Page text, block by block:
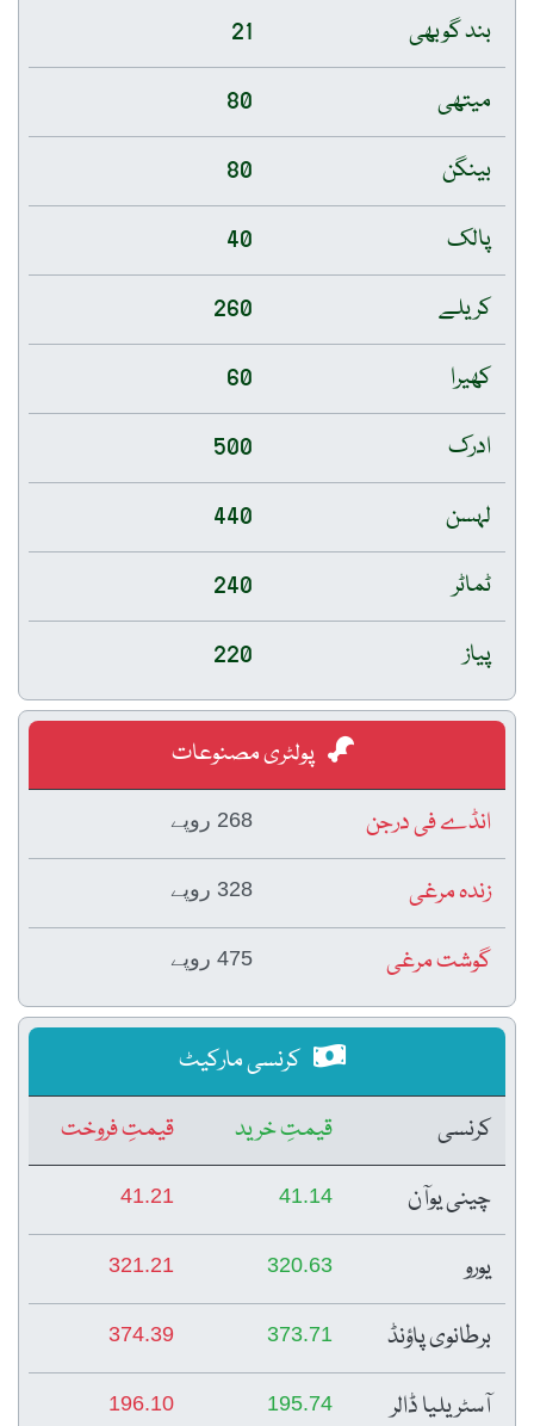
بند گوبھی
21
میتھی
80
بینگن
80
پالک
40
کریلے
260
کھیرا
60
ادرک
500
لہسن
440
ٹماٹر
240
پیاز
220
پولٹری مصنوعات
انڈے فی درجن
268 روپے
زندہ مرغی 328 روپے
گوشت مرغی 475 روپے
کرنسی مارکیٹ
کرنسی
قیمتِ خرید
قیمتِ فروخت
چینی یوآن
41.14
41.21
یورو 320.63
321.21
برطانوی پاؤنڈ 373.71
374.39
آسٹریلیا ڈالر 195.74
196.10